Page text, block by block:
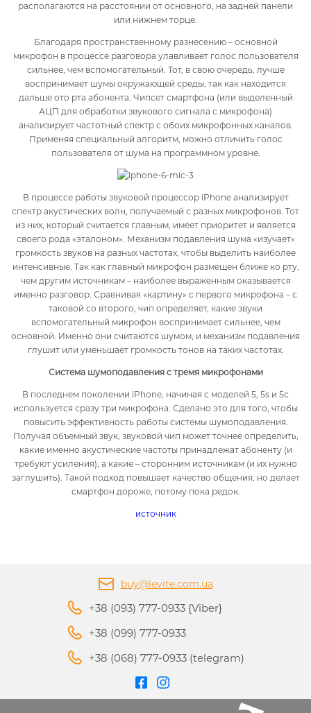
располагаются на расстоянии от основного, на задней панели
или нижнем торце.
Благодаря пространственному разнесению – основной
микрофон в процессе разговора улавливает голос пользователя
сильнее, чем вспомогательный. Тот, в свою очередь, лучше
воспринимает шумы окружающей среды, так как находится
дальше ото рта абонента. Чипсет смартфона (или выделенный
АЦП для обработки звукового сигнала с микрофона)
анализирует частотный спектр с обоих микрофонных каналов.
Применяя специальный алгоритм, можно отличить голос
пользователя от шума на программном уровне.
В процессе работы звуковой процессор iPhone анализирует
спектр акустических волн, получаемый с разных микрофонов. Тот
из них, который считается главным, имеет приоритет и является
своего рода «эталоном». Механизм подавления шума «изучает»
громкость звуков на разных частотах, чтобы выделить наиболее
интенсивные. Так как главный микрофон размещен ближе ко рту,
чем другим источникам – наиболее выраженным оказывается
именно разговор. Сравнивая «картину» с первого микрофона – с
таковой со второго, чип определяет, какие звуки
вспомогательный микрофон воспринимает сильнее, чем
основной. Именно они считаются шумом, и механизм подавления
глушит или уменьшает громкость тонов на таких частотах.
Система шумоподавления с тремя микрофонами
В последнем поколении iPhone, начиная с моделей 5, 5s и 5c
используется сразу три микрофона. Сделано это для того, чтобы
повысить эффективность работы системы шумоподавления.
Получая объемный звук, звуковой чип может точнее определить,
какие именно акустические частоты принадлежат абоненту (и
требуют усиления), а какие – сторонним источникам (и их нужно
заглушить). Такой подход повышает качество общения, но делает
смартфон дороже, потому пока редок.
источник
buy@levite.com.ua
+38 (093) 777-0933 {Viber}
+38 (099) 777-0933
+38 (068) 777-0933 (telegram)